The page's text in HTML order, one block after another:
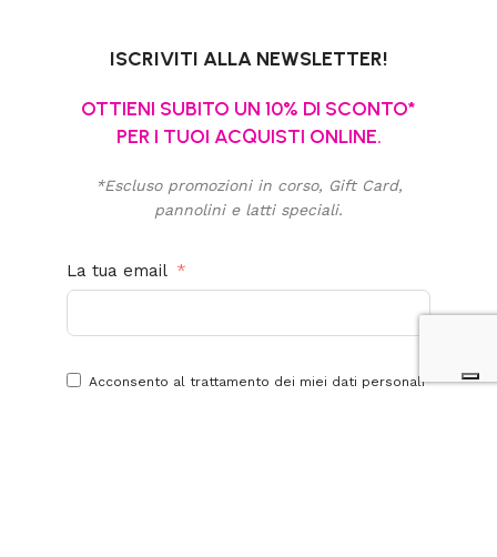
ISCRIVITI ALLA NEWSLETTER!
OTTIENI SUBITO UN 10% DI SCONTO*
PER I TUOI ACQUISTI ONLINE.
*Escluso promozioni in corso, Gift Card,
pannolini e latti speciali.
La tua email
Acconsento al trattamento dei miei dati personali